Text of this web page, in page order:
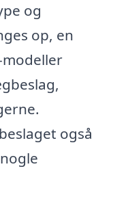
og
op, en
også